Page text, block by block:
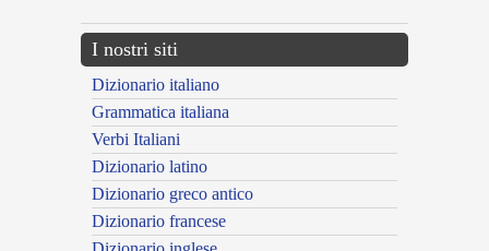
I nostri siti
Dizionario italiano
Grammatica italiana
Verbi Italiani
Dizionario latino
Dizionario greco antico
Dizionario francese